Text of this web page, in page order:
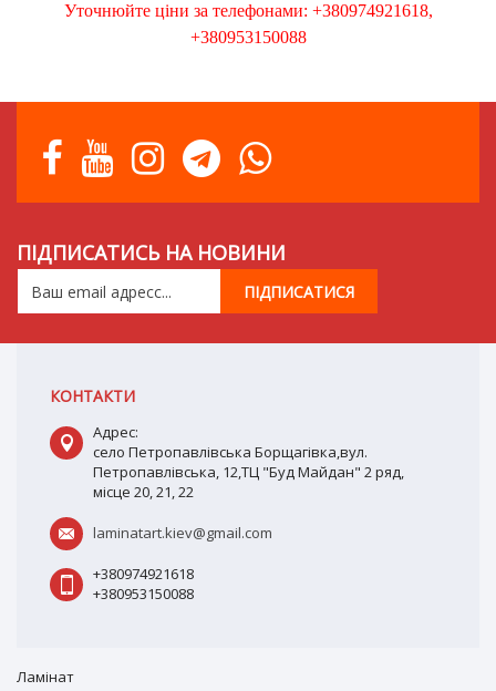
Уточнюйте ціни за телефонами: +380974921618,
+380953150088
ПІДПИСАТИСЬ НА НОВИНИ
КОНТАКТИ
Адрес:
село Петропавлівська Борщагівка,вул.
Петропавлівська, 12,ТЦ "Буд Майдан" 2 ряд,
місце 20, 21, 22
laminatart.kiev@gmail.com
+380974921618
+380953150088
Ламiнат